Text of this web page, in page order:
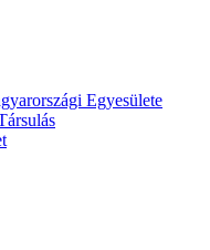
Egyesülete